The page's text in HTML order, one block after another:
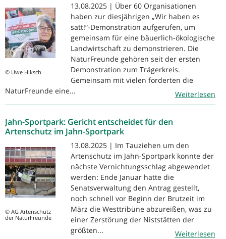
© Uwe Hiksch
13.08.2025 | Über 60 Organisationen
haben zur diesjährigen „Wir haben es
satt!“-Demonstration aufgerufen, um
gemeinsam für eine bäuerlich-ökologische
Landwirtschaft zu demonstrieren. Die
NaturFreunde gehören seit der ersten
Demonstration zum Trägerkreis.
Gemeinsam mit vielen forderten die
NaturFreunde eine...
Weiterlesen
Jahn-Sportpark: Gericht entscheidet für den
Artenschutz im Jahn-Sportpark
© AG Artenschutz
der NaturFreunde
13.08.2025 | Im Tauziehen um den
Artenschutz im Jahn-Sportpark konnte der
nächste Vernichtungsschlag abgewendet
werden: Ende Januar hatte die
Senatsverwaltung den Antrag gestellt,
noch schnell vor Beginn der Brutzeit im
März die Westtribüne abzureißen, was zu
einer Zerstörung der Niststätten der
größten...
Weiterlesen